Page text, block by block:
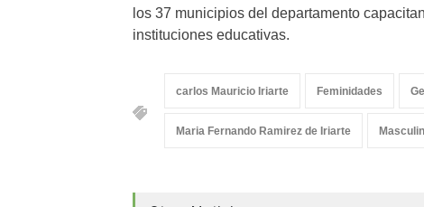
los 37 municipios del departamento
instituciones educativas.
carlos Mauricio Iriarte Feminidades
Maria Fernando Ramirez de Iriarte